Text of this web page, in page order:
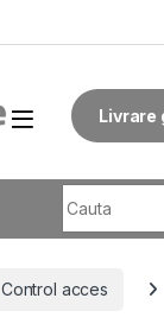
Livrare
Control acces